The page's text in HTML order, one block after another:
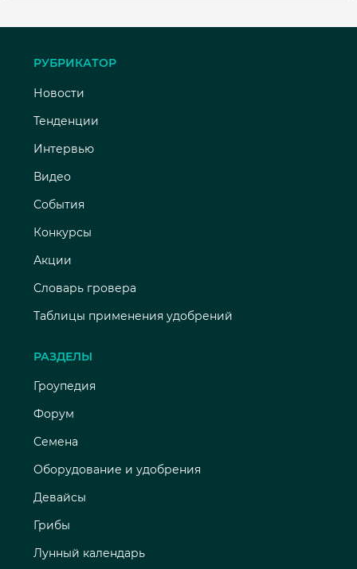
РУБРИКАТОР
Новости
Тенденции
Интервью
Видео
События
Конкурсы
Акции
Словарь гровера
Таблицы применения удобрений
РАЗДЕЛЫ
Гроупедия
Форум
Семена
Оборудование и удобрения
Девайсы
Грибы
Лунный календарь